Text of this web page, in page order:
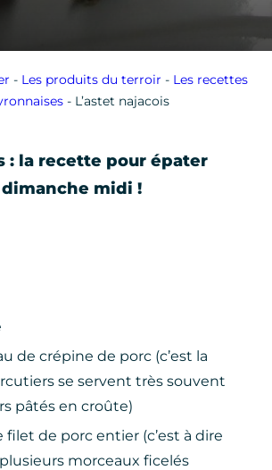
- Les produits du terroir - Les recettes
- L’astet najacois
: la recette pour épater
midi !
de crépine de porc (c’est la
se servent très souvent
pâtés en croûte)
filet de porc entier (c’est à dire
morceaux ficelés